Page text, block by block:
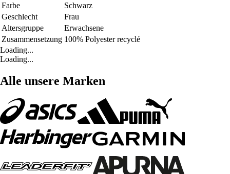
Farbe
Schwarz
Geschlecht
Frau
Altersgruppe
Erwachsene
Zusammensetzung 100% Polyester recyclé
Loading...
Loading...
Alle unsere Marken